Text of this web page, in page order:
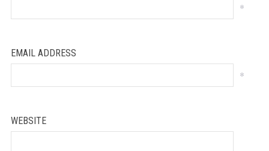
*
EMAIL ADDRESS
*
WEBSITE